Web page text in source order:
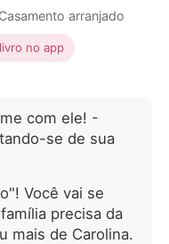
fim de salvar a família
um poderia querer, até
de avião destruiu
Mas ele precisa de uma
Poderá um
entre duas
parte
e termina no 129) :
Casamento arranjado
Máfia
no app
com ele! -
se de sua
Você vai se
precisa da
mais de Carolina.